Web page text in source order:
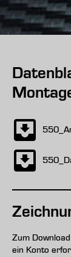
Zum
ein Konto